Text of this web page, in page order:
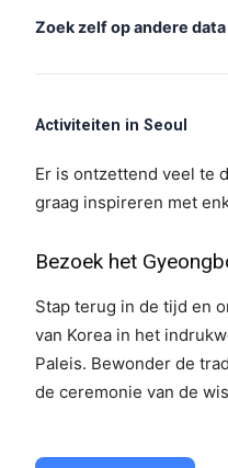
Zoek zelf op andere data
Activiteiten in Seoul
Er is ontzettend veel te
graag inspireren met
Bezoek het
Stap terug in de tijd en
van Korea in het
Paleis. Bewonder de
de ceremonie van de